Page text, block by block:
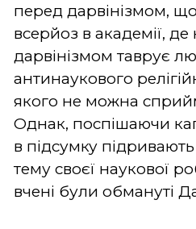
перед дарвінізмом,
всерйоз в академії, де
дарвінізмом таврує
антинаукового
якого не можна
Однак, поспішаючи
в підсумку
тему своєї наукової
вчені були обмануті